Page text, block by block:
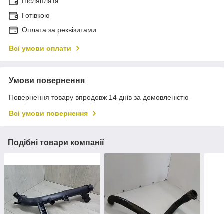
Готівкою
Оплата за реквізитами
Всі умови оплати
Умови повернення
Повернення товару впродовж 14 днів за домовленістю
Всі умови повернення
Подібні товари компанії